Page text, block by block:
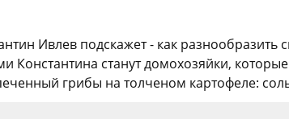
Ивлев подскажет - как
станут домохозяйки,
грибы на толченом картофеле: